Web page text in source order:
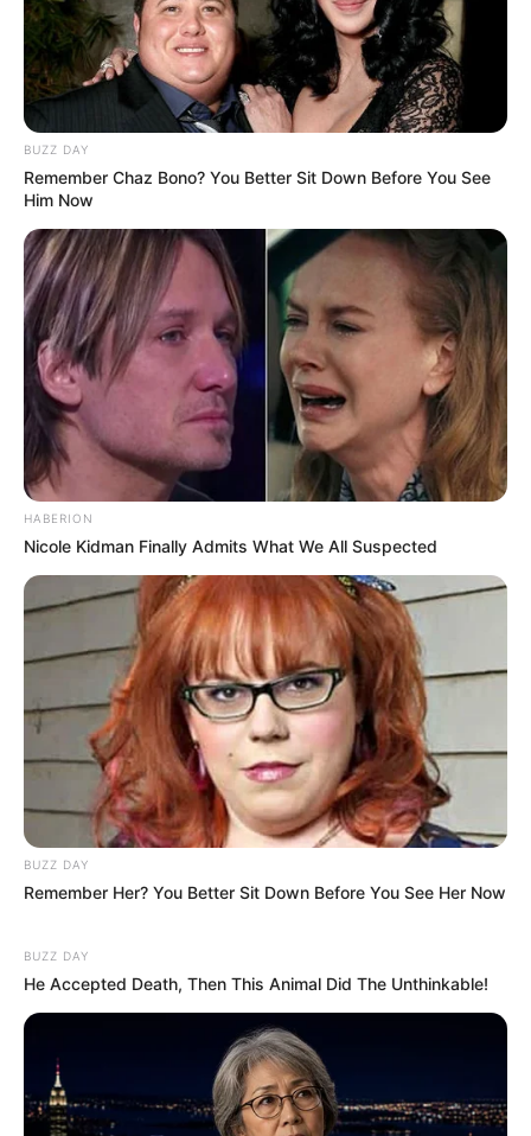
BUZZ DAY
Remember Chaz Bono? You Better Sit Down Before You See
Him Now
HABERION
Nicole Kidman Finally Admits What We All Suspected
BUZZ DAY
Remember Her? You Better Sit Down Before You See Her Now
BUZZ DAY
He Accepted Death, Then This Animal Did The Unthinkable!